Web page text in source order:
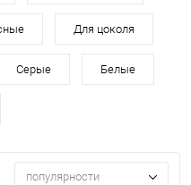
Для цоколя
Серые Белые
популярности